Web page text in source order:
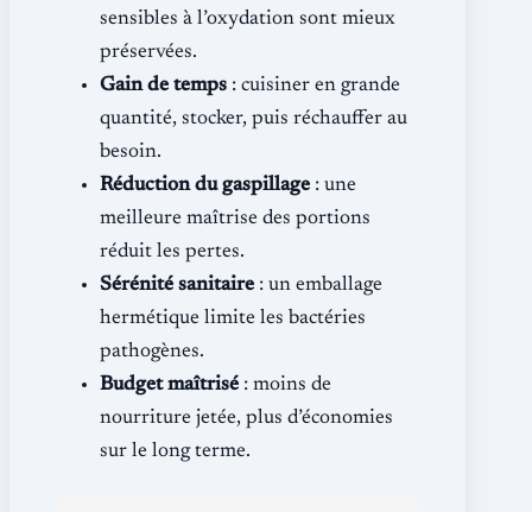
sensibles à l’oxydation sont mieux
préservées.
Gain de temps : cuisiner en grande
quantité, stocker, puis réchauffer au
besoin.
Réduction du gaspillage : une
meilleure maîtrise des portions
réduit les pertes.
Sérénité sanitaire : un emballage
hermétique limite les bactéries
pathogènes.
Budget maîtrisé : moins de
nourriture jetée, plus d’économies
sur le long terme.